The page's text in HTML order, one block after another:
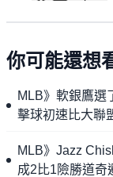
你可能還想
MLB》軟銀鷹
擊球初速比大聯
MLB》Jazz
成2比1險勝道奇